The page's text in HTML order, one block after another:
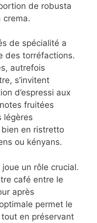
de robusta
crema.
de spécialité a
des torréfactions.
autrefois
s’invitent
d’espressi aux
fruitées
légères
en ristretto
ou kényans.
un rôle crucial.
café entre le
après
permet le
en préservant